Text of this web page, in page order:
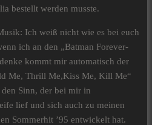
bestellt werden musste.
Ich weiß nicht wie es bei euch
ich an den „Batman Forever-
kommt mir automatisch der
Me, Thrill Me,Kiss Me, Kill Me“
Sinn, der bei mir in
lief und sich auch zu meinen
Sommerhit ’95 entwickelt hat.